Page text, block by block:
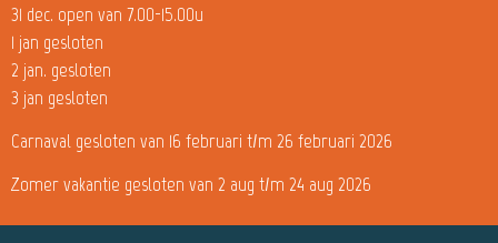
31 dec. open van 7.00-15.00u
1 jan gesloten
2 jan. gesloten
3 jan gesloten
Carnaval gesloten van 16 februari t/m 26 februari 2026
Zomer vakantie gesloten van 2 aug t/m 24 aug 2026